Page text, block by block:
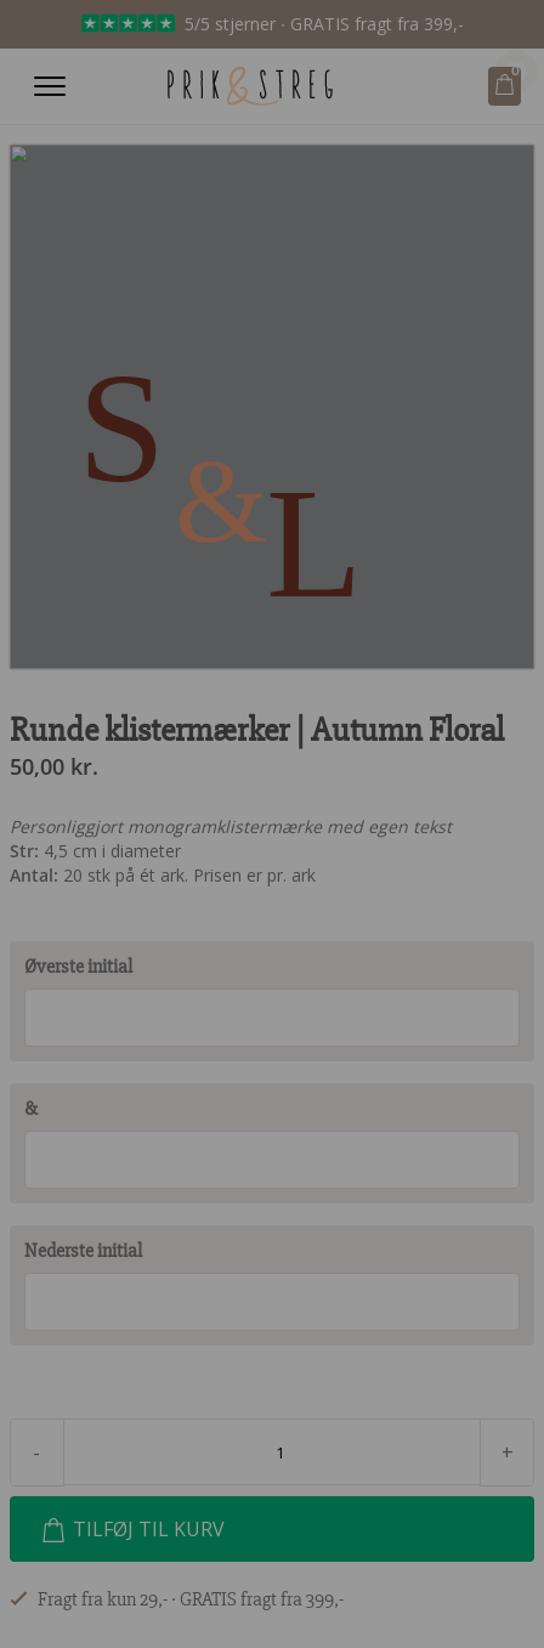
5/5 stjerner ∙ GRATIS fragt fra 399,-
0
S&L
Runde klistermærker | Autumn Floral
50,00 kr.
Personliggjort monogramklistermærke med egen tekst
Str: 4,5 cm i diameter
Antal: 20 stk på ét ark. Prisen er pr. ark
Øverste initial
&
Nederste initial
- +
TILFØJ TIL KURV
Fragt fra kun 29,- ∙ GRATIS fragt fra 399,-